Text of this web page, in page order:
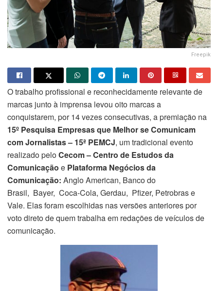
Freepik
O trabalho profissional e reconhecidamente relevante de
marcas junto à imprensa levou oito marcas a
conquistarem, por 14 vezes consecutivas, a premiação na
15º Pesquisa Empresas que Melhor se Comunicam
com Jornalistas – 15ª PEMCJ, um tradicional evento
realizado peloCecom – Centro de Estudos da
Comunicação e Plataforma Negócios da
Comunicação: Anglo American, Banco do
Brasil, Bayer, Coca-Cola, Gerdau, Pfizer, Petrobras e
Vale. Elas foram escolhidas nas versões anteriores por
voto direto de quem trabalha em redações de veículos de
comunicação.